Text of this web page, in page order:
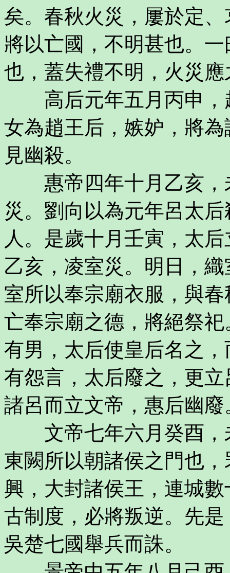
矣。春秋火災，屢於定
將以亡國，不明甚也。
也，蓋失禮不明，火災
高后元年五月丙申，
女為趙王后，嫉妒，將
見幽殺。
惠帝四年十月乙亥，
災。劉向以為元年呂太
人。是歲十月壬寅，太
乙亥，凌室災。明日，
室所以奉宗廟衣服，與
亡奉宗廟之德，將絕祭
有男，太后使皇后名之
有怨言，太后廢之，更
諸呂而立文帝，惠后幽廢
文帝七年六月癸酉，
東闕所以朝諸侯之門也
興，大封諸侯王，連城
古制度，必將叛逆。先
吳楚七國舉兵而誅。